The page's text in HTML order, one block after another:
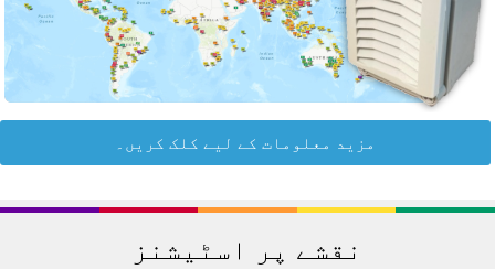
مزید معلومات کے لیے کلک کریں۔
نقشے پر اسٹیشنز